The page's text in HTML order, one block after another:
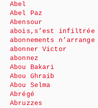
Abel
Abel Paz
Abensour
abois,s’est infiltrée
abonnements n’arrange
abonner Victor
abonnez
Abou Bakari
Abou Ghraib
Abou Selma
Abrégé
Abruzzes